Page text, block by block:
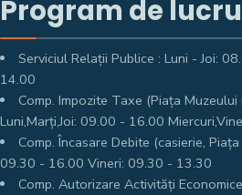
Program de
Serviciul Relații Publice : Luni - Joi:
14.00
Comp. Impozite Taxe (Piața
Luni,Marți,Joi: 09.00 - 16.00
Comp. Încasare Debite (casierie,
09.30 - 16.00 Vineri: 09.30 - 13.30
Comp. Autorizare Activități